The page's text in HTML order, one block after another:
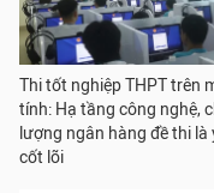
Thi tốt nghiệp THPT trên
tính: Hạ tầng công nghệ,
lượng ngân hàng đề thi là
cốt lõi